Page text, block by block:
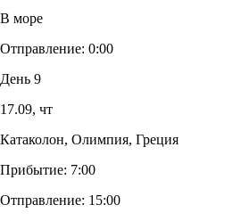
В море
Отправление: 0:00
День 9
17.09, чт
Катаколон, Олимпия, Греция
Прибытие: 7:00
Отправление: 15:00